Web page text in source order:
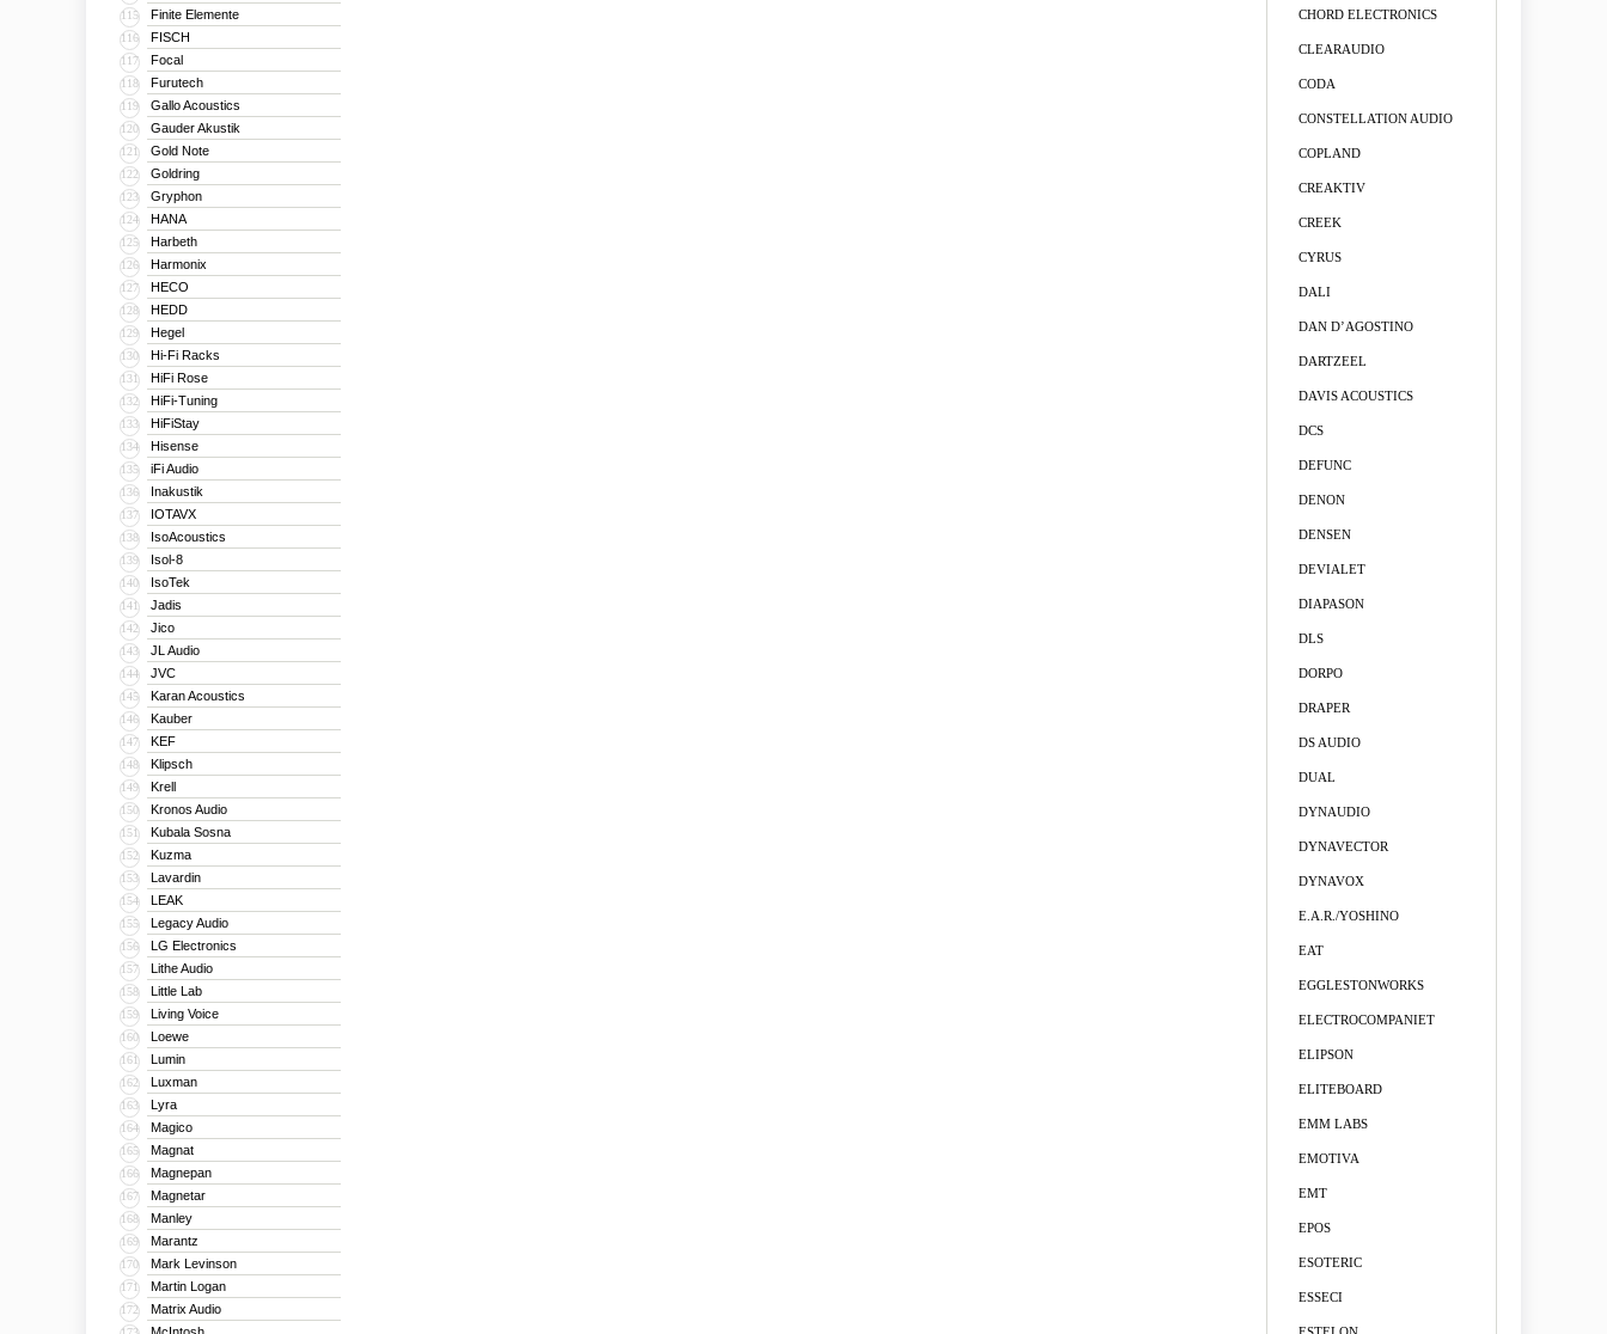
115 Finite Elemente
116 FISCH
117 Focal
118 Furutech
119 Gallo Acoustics
120 Gauder Akustik
121 Gold Note
122 Goldring
123 Gryphon
124 HANA
125 Harbeth
126 Harmonix
127 HECO
128 HEDD
129 Hegel
130 Hi-Fi Racks
131 HiFi Rose
132 HiFi-Tuning
133 HiFiStay
134 Hisense
135 iFi Audio
136 Inakustik
137 IOTAVX
138 IsoAcoustics
139 Isol-8
140 IsoTek
141 Jadis
142 Jico
143 JL Audio
144 JVC
145 Karan Acoustics
146 Kauber
147 KEF
148 Klipsch
149 Krell
150 Kronos Audio
151 Kubala Sosna
152 Kuzma
153 Lavardin
154 LEAK
155 Legacy Audio
156 LG Electronics
157 Lithe Audio
158 Little Lab
159 Living Voice
160 Loewe
161 Lumin
162 Luxman
163 Lyra
164 Magico
165 Magnat
166 Magnepan
167 Magnetar
168 Manley
169 Marantz
170 Mark Levinson
171 Martin Logan
172 Matrix Audio
CHORD ELECTRONICS
CLEARAUDIO
CODA
CONSTELLATION AUDIO
COPLAND
CREAKTIV
CREEK
CYRUS
DALI
DAN D’AGOSTINO
DARTZEEL
DAVIS ACOUSTICS
DCS
DEFUNC
DENON
DENSEN
DEVIALET
DIAPASON
DLS
DORPO
DRAPER
DS AUDIO
DUAL
DYNAUDIO
DYNAVECTOR
DYNAVOX
E.A.R./YOSHINO
EAT
EGGLESTONWORKS
ELECTROCOMPANIET
ELIPSON
ELITEBOARD
EMM LABS
EMOTIVA
EMT
EPOS
ESOTERIC
ESSECI